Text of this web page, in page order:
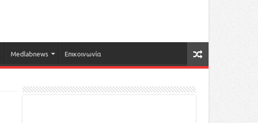
Medlabnews Επικοινωνία